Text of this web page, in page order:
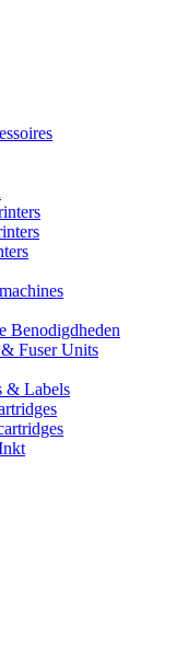
Benodigdheden
Fuser Units
& Labels